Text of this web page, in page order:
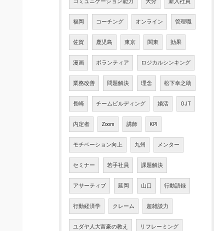
福岡 コーチング オンライン 管理職
佐賀 鹿児島 東京 関東 効果
漫画 ボランティア ロジカルシンキング
業務改善 問題解決 理念 松下幸之助
長崎 チームビルディング 婚活 OJT
内定者 Zoom 講師 KPI
モチベーション向上 九州 メンター
セミナー 若手社員 課題解決
アサーティブ 延岡 山口 行動語録
行動経済学 クレーム 超雑談力
ユダヤ人大富豪の教え リフレーミング